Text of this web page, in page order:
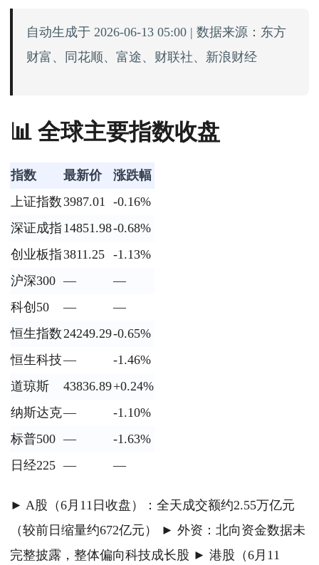
自动生成于 2026-06-13 05:00 | 数据来源：东方
财富、同花顺、富途、财联社、新浪财经
📊 全球主要指数收盘
指数 最新价
涨跌幅
上证指数3987.01 -0.16%
深证成指 14851.98-0.68%
创业板指3811.25 -1.13%
沪深300 —
—
科创50
—
—
恒生指数24249.29-0.65%
恒生科技—
-1.46%
道琼斯
43836.89+0.24%
纳斯达克—
-1.10%
标普500 —
-1.63%
日经225 — —
► A股（6月11日收盘）：全天成交额约2.55万亿元
（较前日缩量约672亿元） ► 外资：北向资金数据未
完整披露，整体偏向科技成长股 ► 港股（6月11